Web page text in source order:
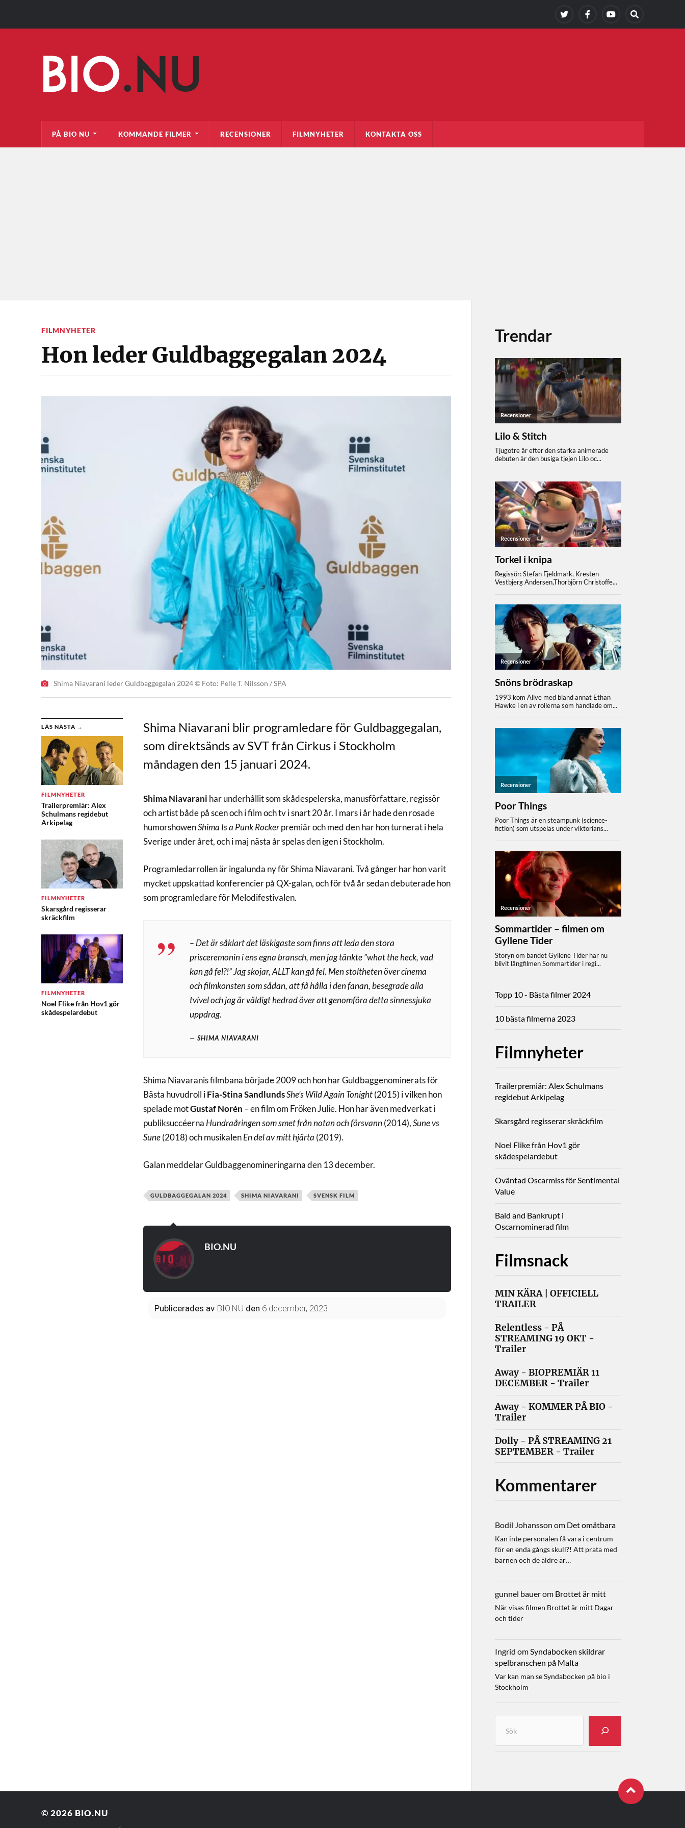
PÅ BIO NU KOMMANDE FILMER RECENSIONER FILMNYHETER KONTAKTA OSS
FILMNYHETER
Hon leder Guldbaggegalan 2024
Shima Niavarani leder Guldbaggegalan 2024 © Foto: Pelle T. Nilsson / SPA
LÄS NÄSTA →
FILMNYHETER
Trailerpremiär: Alex
Schulmans regidebut
Arkipelag
FILMNYHETER
Skarsgård regisserar
skräckfilm
FILMNYHETER
Noel Flike från Hov1 gör
skådespelardebut
Shima Niavarani blir programledare för Guldbaggegalan,
som direktsänds av SVT från Cirkus i Stockholm
måndagen den 15 januari 2024.
Shima Niavarani har underhållit som skådespelerska, manusförfattare, regissör
och artist både på scen och i film och tv i snart 20 år. I mars i år hade den rosade
humorshowenShima Is a Punk Rockerpremiär och med den har hon turnerat i hela
Sverige under året, och i maj nästa år spelas den igen i Stockholm.
Programledarrollen är ingalunda ny för Shima Niavarani. Två gånger har hon varit
mycket uppskattad konferencier på QX-galan, och för två år sedan debuterade hon
som programledare för Melodifestivalen.
– Det är såklart det läskigaste som finns att leda den stora
prisceremonin i ens egna bransch, men jag tänkte ”what the heck, vad
kan gå fel?!” Jag skojar, ALLT kan gå fel. Men stoltheten över cinema
och filmkonsten som sådan, att få hålla i den fanan, besegrade alla
tvivel och jag är väldigt hedrad över att genomföra detta sinnessjuka
uppdrag.
SHIMA NIAVARANI
Shima Niavaranis filmbana började 2009 och hon har Guldbaggenominerats för
Bästa huvudroll iFia-Stina SandlundsShe’s Wild Again Tonight(2015) i vilken hon
spelade motGustaf Norén – en film om Fröken Julie. Hon har även medverkat i
publiksuccéerna Hundraåringen som smet från notan och försvann(2014),Sune vs
Sune(2018) och musikalenEn del av mitt hjärta (2019).
Galan meddelar Guldbaggenomineringarna den 13 december.
GULDBAGGEGALAN 2024 SHIMA NIAVARANI SVENSK FILM
BIO.NU
Publicerades av BIO.NU den 6 december, 2023
Trendar
Topp 10 - Bästa filmer 2024
10 bästa filmerna 2023
Filmnyheter
Trailerpremiär: Alex Schulmans
regidebut Arkipelag
Skarsgård regisserar skräckfilm
Noel Flike från Hov1 gör
skådespelardebut
Oväntad Oscarmiss för Sentimental
Value
Bald and Bankrupt i
Oscarnominerad film
Filmsnack
MIN KÄRA | OFFICIELL
TRAILER
Relentless - PÅ
STREAMING 19 OKT -
Trailer
Away - BIOPREMIÄR 11
DECEMBER - Trailer
Away - KOMMER PÅ BIO -
Trailer
Dolly - PÅ STREAMING 21
SEPTEMBER - Trailer
Kommentarer
Bodil Johansson om Det omätbara
Kan inte personalen få vara i centrum
för en enda gångs skull?! Att prata med
barnen och de äldre är…
gunnel bauerom Brottet är mitt
När visas filmen Brottet är mitt Dagar
och tider
Ingrid omSyndabocken skildrar
spelbranschen på Malta
Var kan man se Syndabocken på bio i
Stockholm
© 2026 BIO.NU